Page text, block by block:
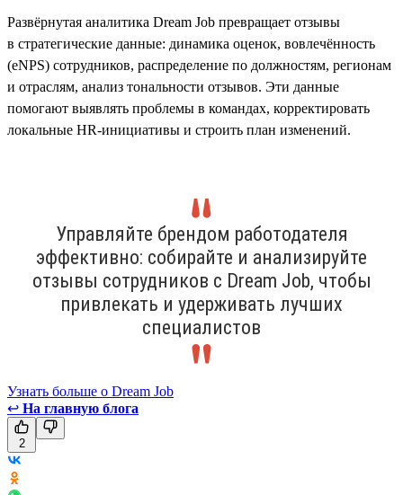
Развёрнутая аналитика Dream Job превращает отзывы
в стратегические данные: динамика оценок, вовлечённость
(eNPS) сотрудников, распределение по должностям, регионам
и отраслям, анализ тональности отзывов. Эти данные
помогают выявлять проблемы в командах, корректировать
локальные HR-инициативы и строить план изменений.
Управляйте брендом работодателя
эффективно: собирайте и анализируйте
отзывы сотрудников с Dream Job, чтобы
привлекать и удерживать лучших
специалистов
Узнать больше о Dream Job
↩ На главную блога
2